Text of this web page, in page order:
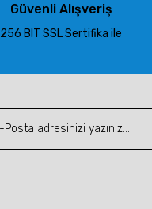
Güvenli Alışveriş
256 BIT SSL Sertifika ile